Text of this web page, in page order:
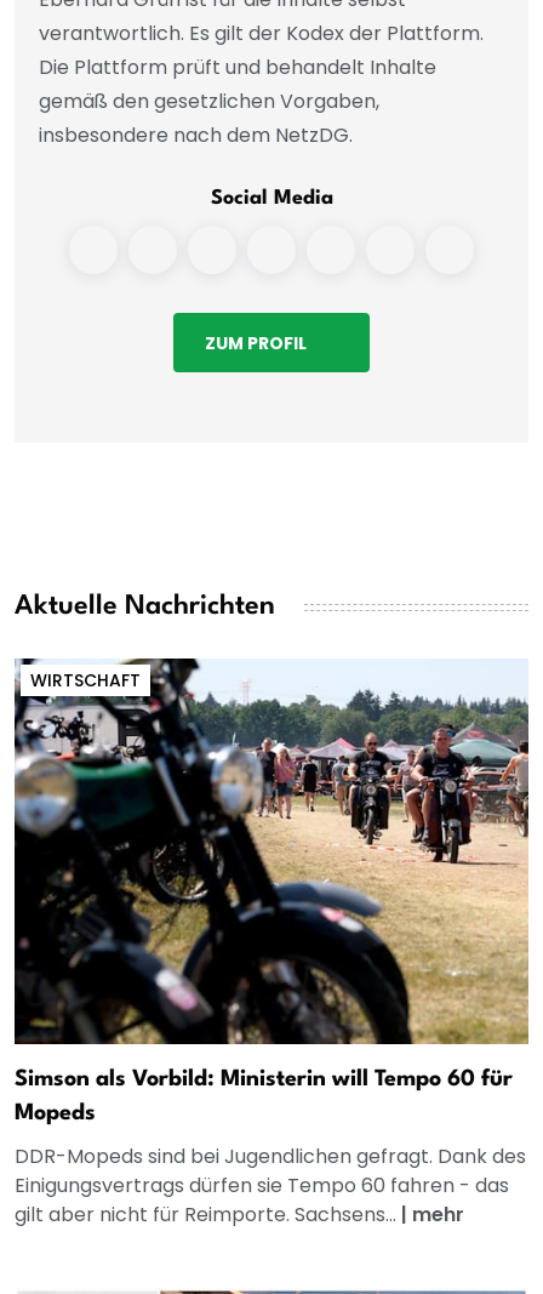
verantwortlich. Es gilt der Kodex der Plattform.
Die Plattform prüft und behandelt Inhalte
gemäß den gesetzlichen Vorgaben,
insbesondere nach dem NetzDG.
Social Media
ZUM PROFIL
Aktuelle Nachrichten
WIRTSCHAFT
Simson als Vorbild: Ministerin will Tempo 60 für
Mopeds
DDR-Mopeds sind bei Jugendlichen gefragt. Dank des
Einigungsvertrags dürfen sie Tempo 60 fahren - das
gilt aber nicht für Reimporte. Sachsens... | mehr